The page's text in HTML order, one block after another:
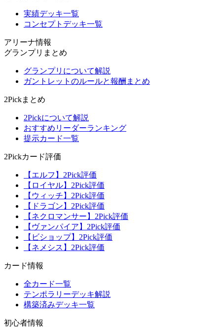
実績デッキ一覧
コンセプトデッキ一覧
アリーナ情報
グランプリまとめ
グランプリについて解説
ガントレットのルールと報酬まとめ
2Pickまとめ
2Pickについて解説
おすすめリーダーランキング
提示カード一覧
2Pickカード評価
【エルフ】2Pick評価
【ロイヤル】2Pick評価
【ウィッチ】2Pick評価
【ドラゴン】2Pick評価
【ネクロマンサー】2Pick評価
【ヴァンパイア】2Pick評価
【ビショップ】2Pick評価
【ネメシス】2Pick評価
カード情報
全カード一覧
テンポラリーデッキ解説
構築済みデッキ一覧
初心者情報